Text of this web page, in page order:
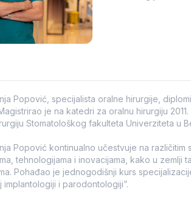
Popović, specijalista oralne hirurgije,
je na katedri za oralnu hirurgiju
Stomatološkog fakulteta Univerziteta u
Popović kontinualno učestvuje na različitim
tehnologijama i inovacijama, kako u
Pohađao je jednogodišnji kurs
implantologiji i parodontologiji”.